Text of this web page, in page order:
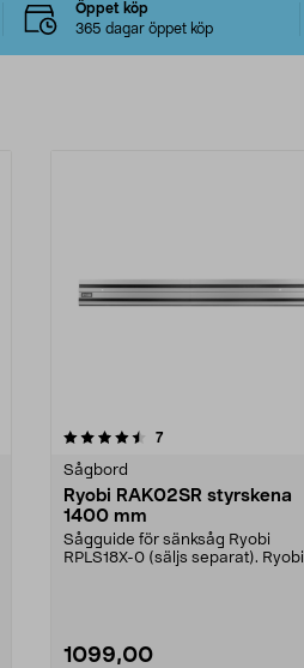
Öppet köp
365 dagar öppet köp
7recensioner
Sågbord
Ryobi RAK02SR styrskena
1400 mm
Sågguide för sänksåg Ryobi
RPLS18X-0 (säljs separat). Ryobi
1099,00
0.0 av 5 stjärnor